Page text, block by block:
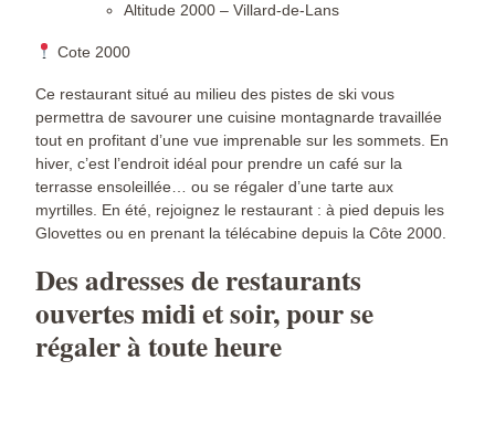
Altitude 2000 – Villard-de-Lans
Cote 2000
Ce restaurant situé au milieu des pistes de ski vous
permettra de savourer une cuisine montagnarde travaillée
tout en profitant d’une vue imprenable sur les sommets. En
hiver, c’est l’endroit idéal pour prendre un café sur la
terrasse ensoleillée… ou se régaler d’une tarte aux
myrtilles. En été, rejoignez le restaurant : à pied depuis les
Glovettes ou en prenant la télécabine depuis la Côte 2000.
Des adresses de restaurants
ouvertes midi et soir, pour se
régaler à toute heure